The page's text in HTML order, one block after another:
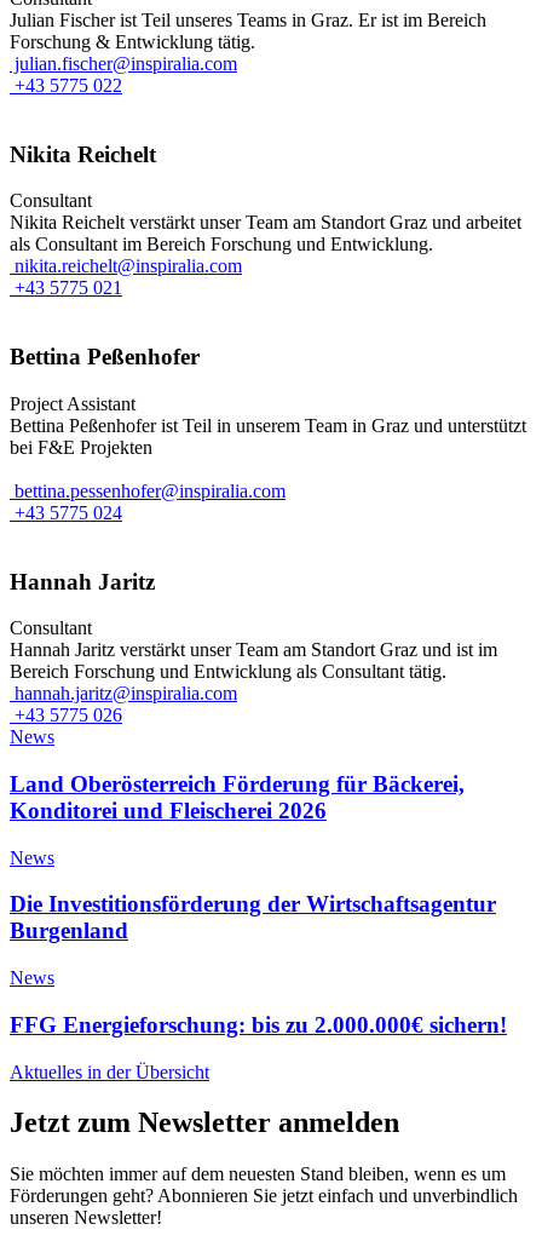
Julian Fischer ist Teil unseres Teams in Graz. Er ist im Bereich
Forschung & Entwicklung tätig.
julian.fischer@inspiralia.com
+43 5775 022
Nikita Reichelt
Consultant
Nikita Reichelt verstärkt unser Team am Standort Graz und arbeitet
als Consultant im Bereich Forschung und Entwicklung.
nikita.reichelt@inspiralia.com
+43 5775 021
Bettina Peßenhofer
Project Assistant
Bettina Peßenhofer ist Teil in unserem Team in Graz und unterstützt
bei F&E Projekten
bettina.pessenhofer@inspiralia.com
+43 5775 024
Hannah Jaritz
Consultant
Hannah Jaritz verstärkt unser Team am Standort Graz und ist im
Bereich Forschung und Entwicklung als Consultant tätig.
hannah.jaritz@inspiralia.com
+43 5775 026
News
Land Oberösterreich Förderung für Bäckerei,
Konditorei und Fleischerei 2026
News
Die Investitionsförderung der Wirtschaftsagentur
Burgenland
News
FFG Energieforschung: bis zu 2.000.000€ sichern!
Aktuelles in der Übersicht
Jetzt zum Newsletter anmelden
Sie möchten immer auf dem neuesten Stand bleiben, wenn es um
Förderungen geht? Abonnieren Sie jetzt einfach und unverbindlich
unseren Newsletter!